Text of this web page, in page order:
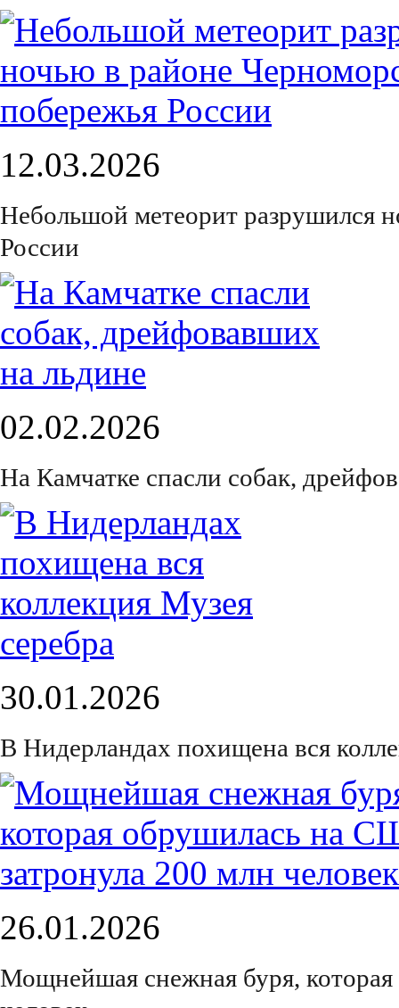
12.03.2026
Небольшой метеорит разрушился
России
02.02.2026
На Камчатке спасли собак,
30.01.2026
В Нидерландах похищена вся
26.01.2026
Мощнейшая снежная буря,